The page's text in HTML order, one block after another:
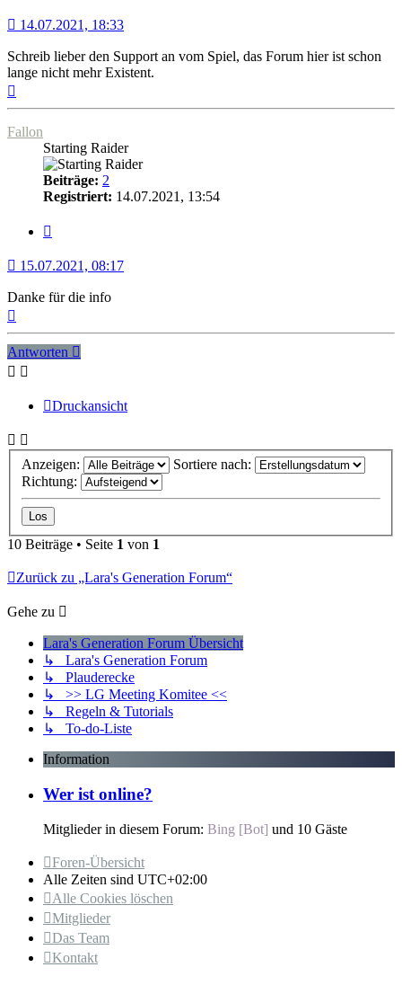
14.07.2021, 18:33
Schreib lieber den Support an vom Spiel, das Forum hier ist schon
lange nicht mehr Existent.
Fallon
Starting Raider
Beiträge: 2
Registriert: 14.07.2021, 13:54
15.07.2021, 08:17
Danke für die info
oben
Antworten
Druckansicht
Anzeigen:
Sortiere nach:
Richtung:
10 Beiträge • Seite 1 von 1
Zurück zu „Lara's Generation Forum“
Gehe zu
Lara's Generation Forum Übersicht
↳ Lara's Generation Forum
↳ Plauderecke
↳ >> LG Meeting Komitee <<
↳ Regeln & Tutorials
↳ To-do-Liste
Information
Wer ist online?
Mitglieder in diesem Forum: Bing [Bot] und 10 Gäste
Foren-Übersicht
Alle Zeiten sind UTC+02:00
Alle Cookies löschen
Mitglieder
Das Team
Kontakt